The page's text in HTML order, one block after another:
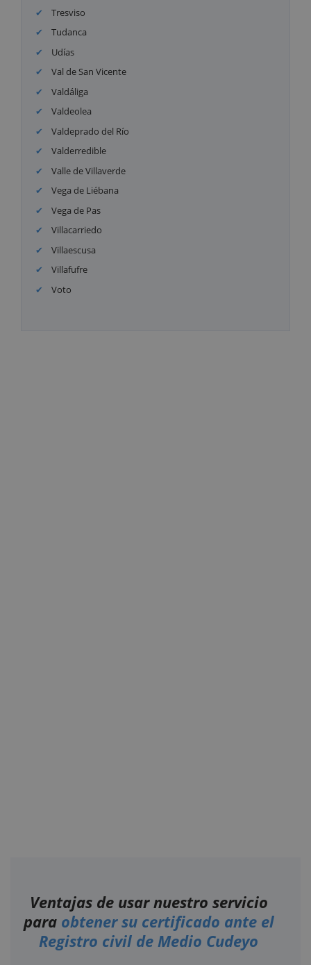
Tresviso
Tudanca
Udías
Val de San Vicente
Valdáliga
Valdeolea
Valdeprado del Río
Valderredible
Valle de Villaverde
Vega de Liébana
Vega de Pas
Villacarriedo
Villaescusa
Villafufre
Voto
Ventajas de usar nuestro servicio
para obtener su certificado ante el
Registro civil de Medio Cudeyo